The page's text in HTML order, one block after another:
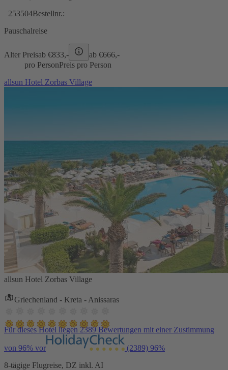
253504Bestellnr.:
Pauschalreise
Alter Preisab €833,- ab €666,-
pro PersonPreis pro Person
allsun Hotel Zorbas Village
allsun Hotel Zorbas Village
Griechenland - Kreta - Anissaras
Für dieses Hotel liegen 2389 Bewertungen mit einer Zustimmung
von 96% vor (2389) 96%
8-tägige Flugreise, DZ inkl. AI